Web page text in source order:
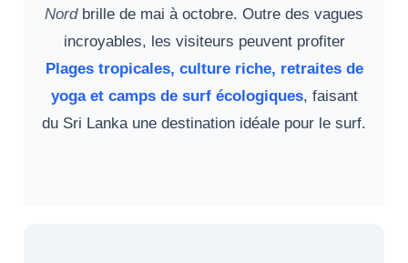
Nordbrille de mai à octobre. Outre des vagues
incroyables, les visiteurs peuvent profiter
Plages tropicales, culture riche, retraites de
yoga et camps de surf écologiques, faisant
du Sri Lanka une destination idéale pour le surf.